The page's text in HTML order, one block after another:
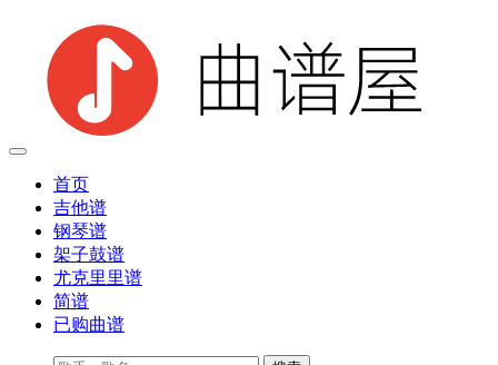
首页
吉他谱
钢琴谱
架子鼓谱
尤克里里谱
简谱
已购曲谱